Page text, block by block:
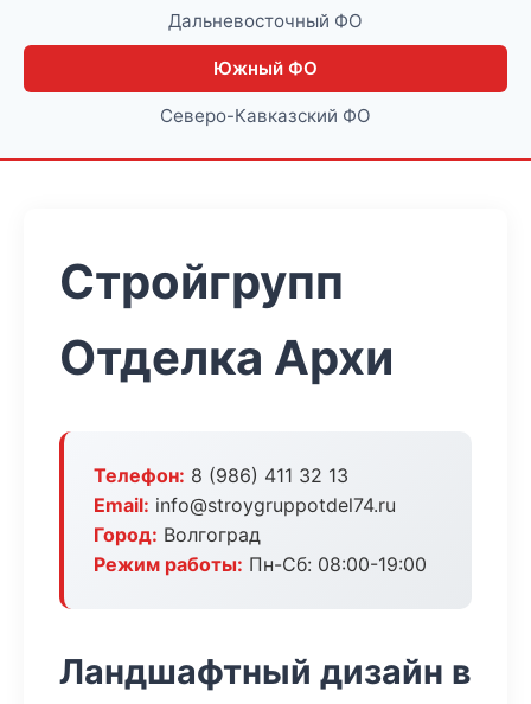
Дальневосточный ФО
Южный ФО
Северо-Кавказский ФО
Стройгрупп
Отделка Архи
Телефон: 8 (986) 411 32 13
Email: info@stroygruppotdel74.ru
Город: Волгоград
Режим работы: Пн-Сб: 08:00-19:00
Ландшафтный дизайн в